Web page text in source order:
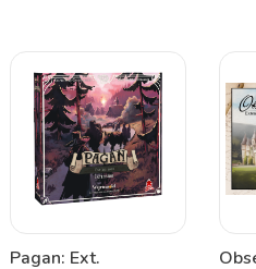
Pagan: Ext.